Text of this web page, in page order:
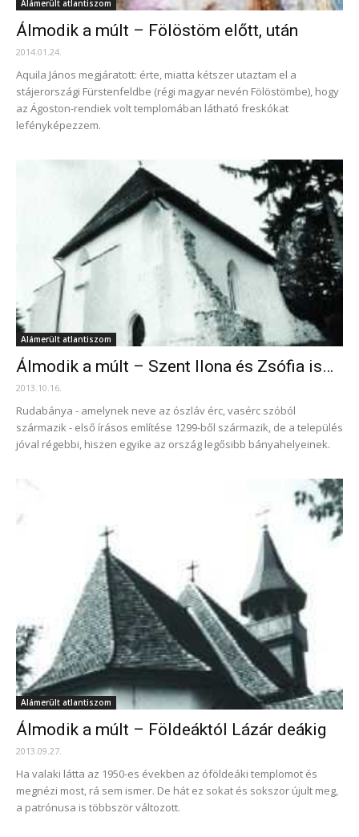
Alámerült atlantiszom
Álmodik a múlt – Fölöstöm előtt, után
2014.01.24.
Aquila János megjáratott: érte, miatta kétszer utaztam el a
stájerországi Fürstenfeldbe (régi magyar nevén Fölöstömbe), hogy
az Ágoston-rendiek volt templomában látható freskókat
lefényképezzem.
Alámerült atlantiszom
Álmodik a múlt – Szent Ilona és Zsófia is…
2013.10.16.
Rudabánya - amelynek neve az ószláv érc, vasérc szóból
származik - első írásos említése 1299-ből származik, de a település
jóval régebbi, hiszen egyike az ország legősibb bányahelyeinek.
Alámerült atlantiszom
Álmodik a múlt – Földeáktól Lázár deákig
2013.09.27.
Ha valaki látta az 1950-es években az óföldeáki templomot és
megnézi most, rá sem ismer. De hát ez sokat és sokszor újult meg,
a patrónusa is többször változott.